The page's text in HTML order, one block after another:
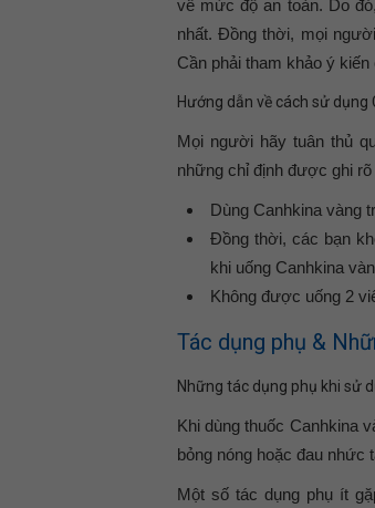
về mức độ an toàn. Do
nhất. Đồng thời, mọi
Cần phải tham khảo ý
Hướng dẫn về cách sử
Mọi người hãy tuân thủ
những chỉ định được ghi
Dùng Canhkina vàng
Đồng thời, các bạn
khi uống Canhkina
Không được uống 2
Tác dụng phụ &
Những tác dụng phụ khi sử
Khi dùng thuốc Canhkina
bỏng nóng hoặc đau nhức
Một số tác dụng phụ ít